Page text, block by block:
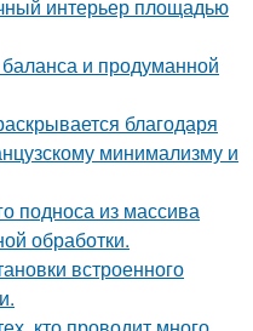
интерьер площадью
и продуманной
благодаря
минимализму и
подноса из массива
обработки.
встроенного